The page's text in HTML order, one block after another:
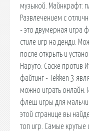
музыкой. Майнкрафт:
Развлечением с
- это двумерная игра
стиле игр на денди.
после открыть и
Наруто: Саске против
файтинг - Tekken 3
можно играть онлайн.
флеш игры для
этой странице вы
топ игр. Самые